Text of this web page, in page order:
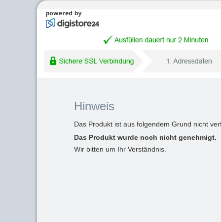
Hinweis
Das Produkt ist aus folgendem Grund nicht
Das Produkt wurde noch nicht genehmigt.
Wir bitten um Ihr Verständnis.